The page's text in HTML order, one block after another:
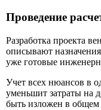
Проведение
Разработка проекта
описывают
уже готовые
Учет всех нюансов в
уменьшит затраты на
быть изложен в